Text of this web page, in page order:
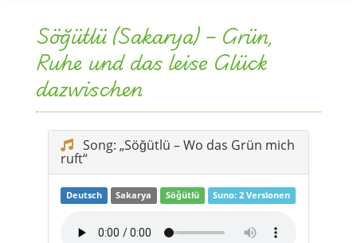
Song: „Söğütlü – Wo das Grün mich
ruft“
Deutsch Sakarya Söğütlü Suno: 2 Versionen
großem Refrain.